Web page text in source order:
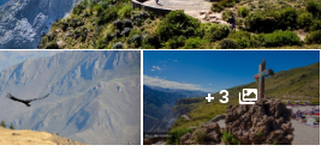
+ 3